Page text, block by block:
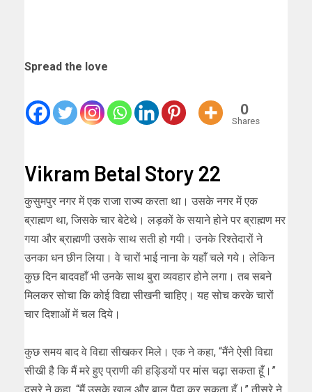
Spread the love
0
Shares
Vikram Betal Story 22
कुसुमपुर नगर में एक राजा राज्य करता था। उसके नगर में एक
ब्राह्मण था, जिसके चार बेटेथे। लड़कों के सयाने होने पर ब्राह्मण मर
गया और ब्राह्मणी उसके साथ सती हो गयी। उनके रिश्तेदारों ने
उनका धन छीन लिया। वे चारों भाई नाना के यहाँ चले गये। लेकिन
कुछ दिन बादवहाँ भी उनके साथ बुरा व्यवहार होने लगा। तब सबने
मिलकर सोचा कि कोई विद्या सीखनी चाहिए। यह सोच करके चारों
चार दिशाओं में चल दिये।
कुछ समय बाद वे विद्या सीखकर मिले। एक ने कहा, “मैंने ऐसी विद्या
सीखी है कि मैं मरे हुए प्राणी की हड्डियों पर मांस चढ़ा सकता हूँ।”